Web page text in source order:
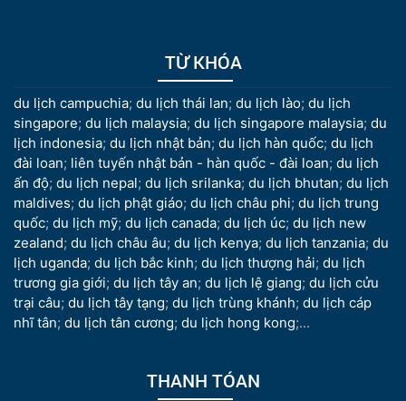
TỪ KHÓA
du lịch campuchia; du lịch thái lan; du lịch lào; du lịch
singapore; du lịch malaysia; du lịch singapore malaysia; du
lịch indonesia; du lịch nhật bản; du lịch hàn quốc; du lịch
đài loan; liên tuyến nhật bản - hàn quốc - đài loan; du lịch
ấn độ; du lịch nepal; du lịch srilanka; du lịch bhutan; du lịch
maldives; du lịch phật giáo; du lịch châu phi; du lịch trung
quốc; du lịch mỹ; du lịch canada; du lịch úc; du lịch new
zealand; du lịch châu âu; du lịch kenya; du lịch tanzania; du
lịch uganda; du lịch bắc kinh; du lịch thượng hải; du lịch
trương gia giới; du lịch tây an; du lịch lệ giang; du lịch cửu
trại câu; du lịch tây tạng; du lịch trùng khánh; du lịch cáp
nhĩ tân; du lịch tân cương; du lịch hong kong;...
THANH TÓAN